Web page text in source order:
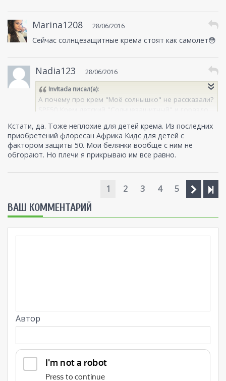
Marina1208 28/06/2016
Сейчас солнцезащитные крема стоят как самолет😳
Nadia123
28/06/2016
InvItada писал(а):
А почему про крем "Моё солнышко" не рассказали?
Кстати, да. Тоже неплохие для детей крема. Из последних
приобретений флоресан Африка Кидс для детей с
фактором защиты 50. Мои белянки вообще с ним не
обгорают. Но плечи я прикрываю им все равно.
1 2 3 4 5
ВАШ КОММЕНТАРИЙ
Автор